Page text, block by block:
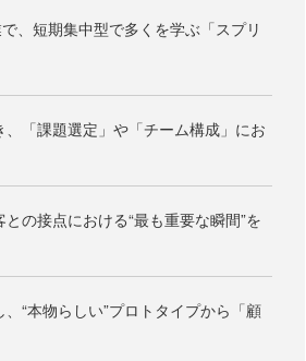
、短期集中型で多くを学ぶ「スプリ
「課題選定」や「チーム構成」にお
の接点における“最も重要な瞬間”を
“本物らしい”プロトタイプから「顧